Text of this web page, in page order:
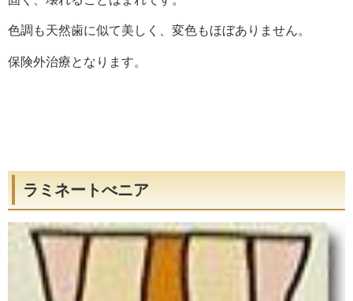
色調も天然歯に似て美しく、変色もほぼありません。
保険外治療となります。
ラミネートべニア